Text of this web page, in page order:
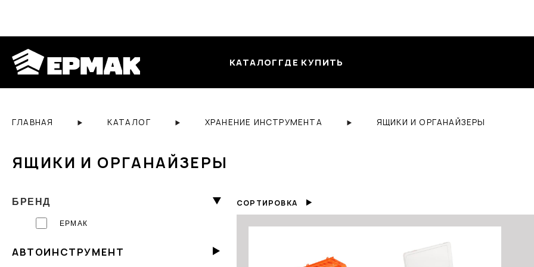
КАТАЛОГ ГДЕ КУПИТЬ
ГЛАВНАЯ КАТАЛОГ ХРАНЕНИЕ ИНСТРУМЕНТА ЯЩИКИ И ОРГАНАЙЗЕРЫ
ЯЩИКИ И ОРГАНАЙЗЕРЫ
БРЕНД
ЕРМАК
АВТОИНСТРУМЕНТ
СОРТИРОВКА